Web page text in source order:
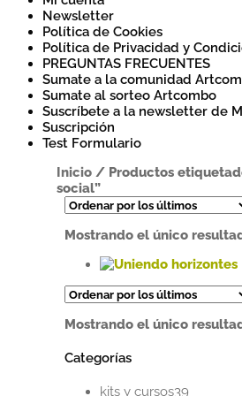
Newsletter
Política de Cookies
Política de Privacidad y
PREGUNTAS FRECUENTES
Sumate a la comunidad
Sumate al sorteo Artcombo
Suscríbete a la newsletter de
Suscripción
Test Formulario
Inicio / Productos
social”
Mostrando el único
producto
múltiples
Las
se
Mostrando el único
Categorías
kits y cursos3939